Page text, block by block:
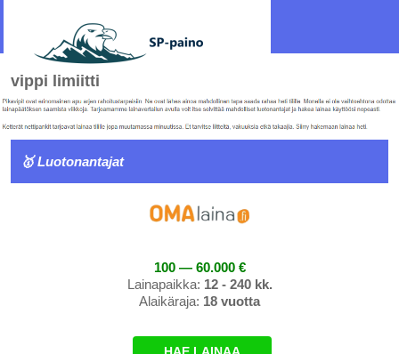
vippi limiitti
🥇 Luotonantajat
100 — 60.000 €
Lainapaikka: 12 - 240 kk.
Alaikäraja: 18 vuotta